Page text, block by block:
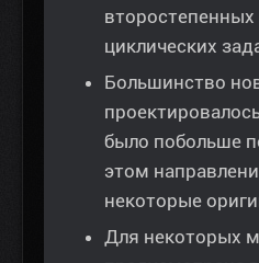
циклических
Большинство
было побольше
этом
некоторые
Для некоторых